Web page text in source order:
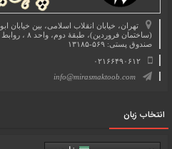
(ساختمان
صندوق پستی: ۵۶۹-۱۳۱۸۵
۰۲۱۶۶۴۹۰۶۱۲
info@mirasmaktoob.com
انتخاب زبان